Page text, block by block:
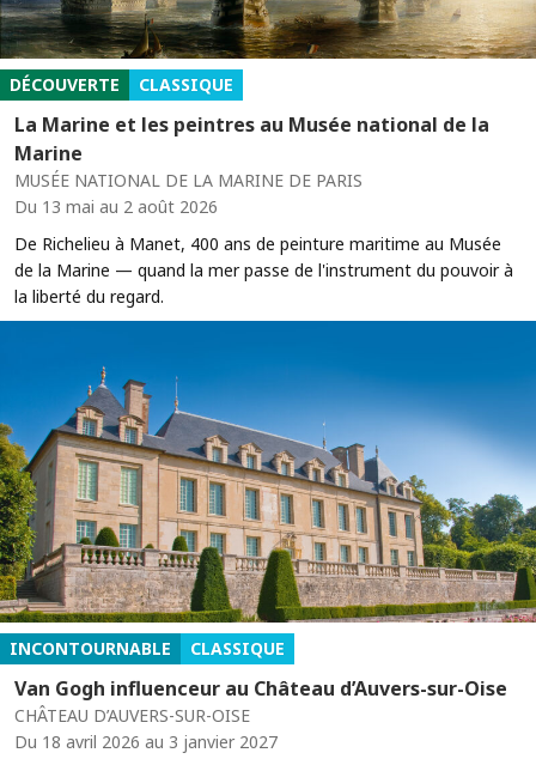
DÉCOUVERTE CLASSIQUE
La Marine et les peintres au Musée national de la
Marine
MUSÉE NATIONAL DE LA MARINE DE PARIS
Du 13 mai au 2 août 2026
De Richelieu à Manet, 400 ans de peinture maritime au Musée
de la Marine — quand la mer passe de l'instrument du pouvoir à
la liberté du regard.
INCONTOURNABLE CLASSIQUE
Van Gogh influenceur au Château d’Auvers-sur-Oise
CHÂTEAU D’AUVERS-SUR-OISE
Du 18 avril 2026 au 3 janvier 2027